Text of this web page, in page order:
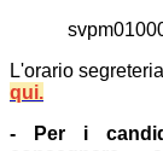
L'orario
qui.
- Per i